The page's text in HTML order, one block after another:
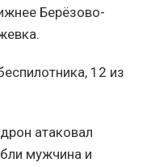
Берёзово-
12 из
атаковал
мужчина и